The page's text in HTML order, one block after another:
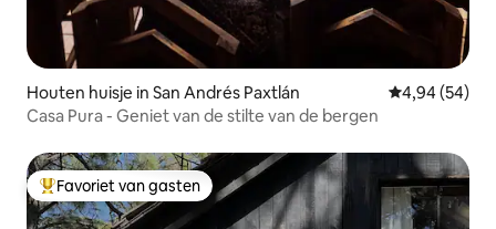
Houten huisje in San Andrés Paxtlán Gemiddelde
4,94 (54)
Casa Pura - Geniet van de stilte van de bergen
Topfavoriet van gasten
Favoriet van gasten